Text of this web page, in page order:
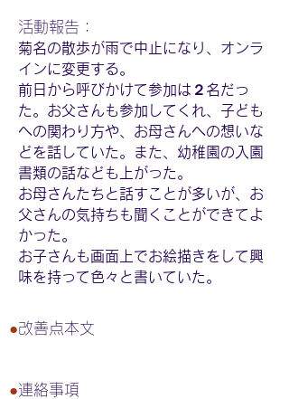
活動報告：
菊名の散歩が雨で中止になり、オンラ
インに変更する。
前日から呼びかけて参加は２名だっ
た。お父さんも参加してくれ、子ども
への関わり方や、お母さんへの想いな
どを話していた。また、幼稚園の入園
書類の話なども上がった。
お母さんたちと話すことが多いが、お
父さんの気持ちも聞くことができてよ
かった。
お子さんも画面上でお絵描きをして興
味を持って色々と書いていた。
●改善点本文
●連絡事項